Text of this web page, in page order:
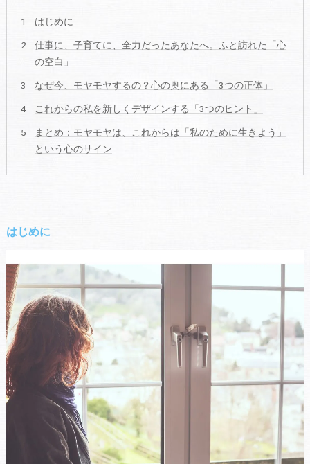
はじめに
仕事に、子育てに、全力だったあなたへ。ふと訪れた「心
の空白」
なぜ今、モヤモヤするの？心の奥にある「3つの正体」
これからの私を新しくデザインする「3つのヒント」
まとめ：モヤモヤは、これからは「私のために生きよう」
という心のサイン
はじめに